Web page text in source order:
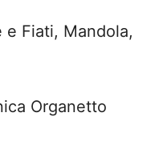
e tastierista